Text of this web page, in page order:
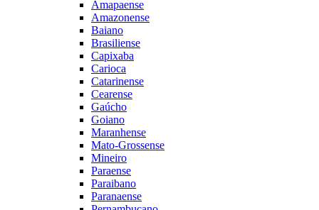
Amapaense
Amazonense
Baiano
Brasiliense
Capixaba
Carioca
Catarinense
Cearense
Gaúcho
Goiano
Maranhense
Mato-Grossense
Mineiro
Paraense
Paraibano
Paranaense